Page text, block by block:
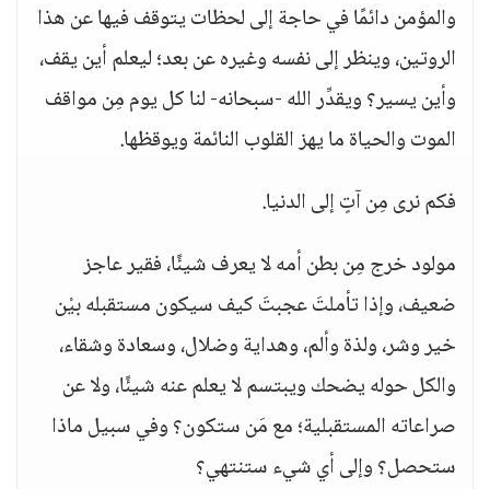
والمؤمن دائمًا في حاجة إلى لحظات يتوقف فيها عن هذا
الروتين، وينظر إلى نفسه وغيره عن بعد؛ ليعلم أين يقف،
وأين يسير؟ ويقدِّر الله -سبحانه- لنا كل يوم مِن مواقف
الموت والحياة ما يهز القلوب النائمة ويوقظها.
فكم نرى مِن آتٍ إلى الدنيا.
مولود خرج مِن بطن أمه لا يعرف شيئًا، فقير عاجز
ضعيف، وإذا تأملتَ عجبتَ كيف سيكون مستقبله بيْن
خير وشر، ولذة وألم، وهداية وضلال، وسعادة وشقاء،
والكل حوله يضحك ويبتسم لا يعلم عنه شيئًا، ولا عن
صراعاته المستقبلية؛ مع مَن ستكون؟ وفي سبيل ماذا
ستحصل؟ وإلى أي شيء ستنتهي؟